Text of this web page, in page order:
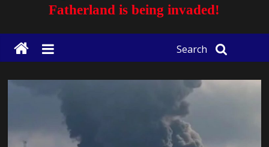
Fatherland is being invaded!
Search